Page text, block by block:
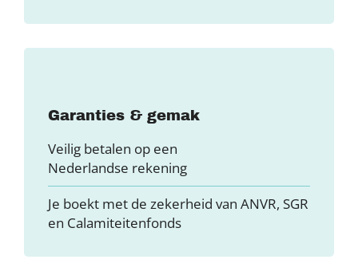
Garanties & gemak
Veilig betalen op een
Nederlandse rekening
Je boekt met de zekerheid van ANVR, SGR
en Calamiteitenfonds